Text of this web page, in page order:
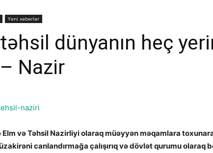
Yeni xəbərlər
dünyanın heç
Nazir
Elm və Təhsil Nazirliyi olaraq müəyyən məqamlara
canlandırmağa çalışırıq və dövlət qurumu olaraq